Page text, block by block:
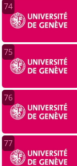
74
75
76
77